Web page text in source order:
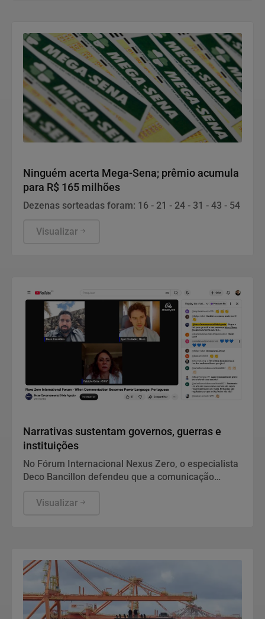
governança e inteligência para enfrentar crises
complexas.
Ninguém acerta Mega-Sena; prêmio acumula
para R$ 165 milhões
Dezenas sorteadas foram: 16 - 21 - 24 - 31 - 43 - 54
Visualizar
Narrativas sustentam governos, guerras e
instituições
No Fórum Internacional Nexus Zero, o especialista
Deco Bancillon defendeu que a comunicação
própria infraestrutura do poder. Ele explica que
governança e inteligência para enfrentar crises
complexas.
Visualizar